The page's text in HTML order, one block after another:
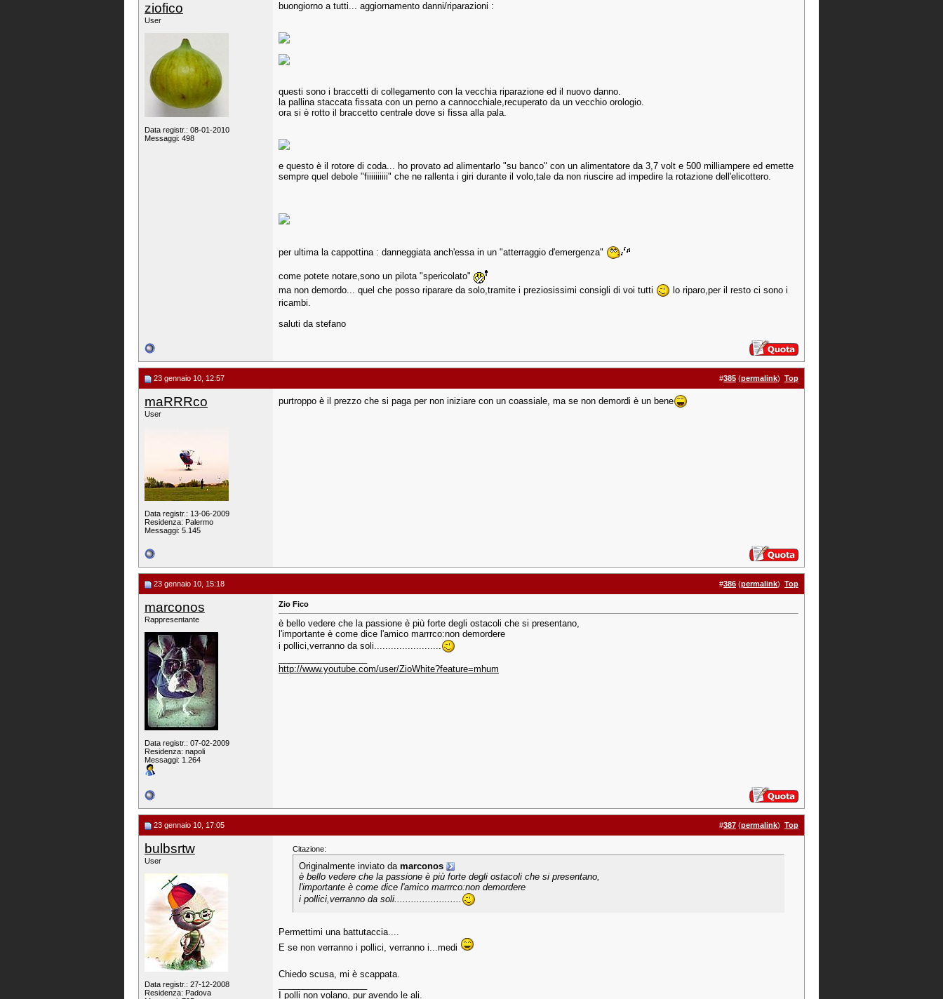
ziofico
User
Data registr.: 08-01-2010
Messaggi: 498
buongiorno a tutti... aggiornamento danni/riparazioni :
questi sono i braccetti di collegamento con la vecchia riparazione ed il nuovo danno.
la pallina staccata fissata con un perno a cannocchiale,recuperato da un vecchio orologio.
ora si è rotto il braccetto centrale dove si fissa alla pala.
e questo è il rotore di coda... ho provato ad alimentarlo "su banco" con un alimentatore da 3,7 volt e 500 milliampere ed emette
sempre quel debole "fiiiiiiiiii" che ne rallenta i giri durante il volo,tale da non riuscire ad impedire la rotazione dell'elicottero.
per ultima la cappottina : danneggiata anch'essa in un "atterraggio d'emergenza"
come potete notare,sono un pilota "spericolato"
ma non demordo... quel che posso riparare da solo,tramite i preziosissimi consigli di voi tutti
lo riparo,per il resto ci sono i
ricambi.
saluti da stefano
23 gennaio 10, 12:57 #385 (permalink) Top
maRRRco
User
Data registr.: 13-06-2009
Residenza: Palermo
Messaggi: 5.145
purtroppo è il prezzo che si paga per non iniziare con un coassiale, ma se non demordi è un bene
23 gennaio 10, 15:18 #386 (permalink) Top
marconos
Rappresentante
Data registr.: 07-02-2009
Residenza: napoli
Messaggi: 1.264
Zio Fico
è bello vedere che la passione è più forte degli ostacoli che si presentano,
l'importante è come dice l'amico marrrco:non demordere
i pollici,verranno da soli........................
http://www.youtube.com/user/ZioWhite?feature=mhum
23 gennaio 10, 17:05 #387 (permalink) Top
bulbsrtw
User
Data registr.: 27-12-2008
Residenza: Padova
Citazione:
Originalmente inviato da marconos
è bello vedere che la passione è più forte degli ostacoli che si presentano,
l'importante è come dice l'amico marrrco:non demordere
i pollici,verranno da soli........................
Permettimi una battutaccia....
E se non verranno i pollici, verranno i...medi
Chiedo scusa, mi è scappata.
I polli non volano, pur avendo le ali.